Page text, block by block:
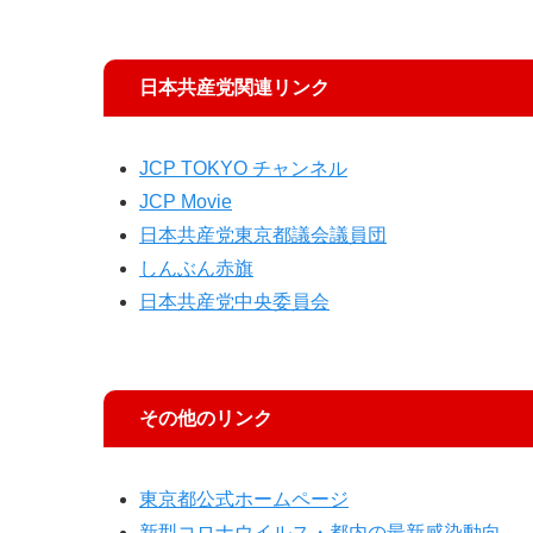
日本共産党関連リンク
JCP TOKYO チャンネル
JCP Movie
日本共産党東京都議会議員団
しんぶん赤旗
日本共産党中央委員会
その他のリンク
東京都公式ホームページ